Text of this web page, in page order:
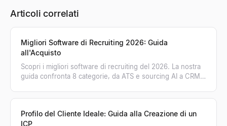
Articoli correlati
Migliori Software di Recruiting 2026: Guida
all'Acquisto
Scopri i migliori software di recruiting del 2026. La nostra
guida confronta 8 categorie, da ATS e sourcing AI a CRM,
Profilo del Cliente Ideale: Guida alla Creazione di un
ICP